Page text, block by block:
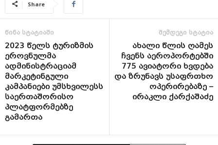
Share
წინა სტატიაში
2023 წელს ტურიზმის
ეროვნულმა
ადმინისტრაციამ
მარკეტინგული
კამპანიები უმსხვილესს
საერთაშორისო
პლატფორმებზე
გამართა
შემდეგი სტატია
ახალი წლის ღამეს
ჩვენს აეროპორტებში
775 ავიატორი ხვდება
და ზრუნავს უსაფრთხო
ოპერირებაზე –
ირაკლი ქარქაშაძე